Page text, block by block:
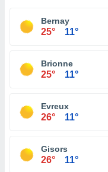
Bernay
25° 11°
Brionne
25° 11°
Evreux
26° 11°
Gisors
26° 11°